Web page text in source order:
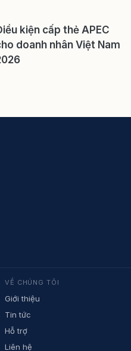
kiện cấp thẻ APEC
doanh nhân Việt Nam
VỀ CHÚNG TÔI
Giới thiệu
Tin tức
Hỗ trợ
Liên hệ